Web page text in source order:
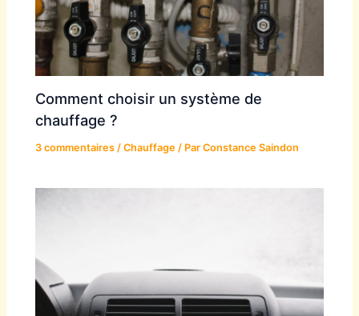
Comment choisir un système de
chauffage ?
3 commentaires /Chauffage / ParConstance Saindon